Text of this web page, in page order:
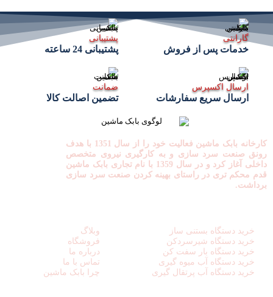
گارانتی
خدمات پس از فروش
پشتیبانی
پشتیبانی 24 ساعته
ارسال اکسپرس
ارسال سریع سفارشات
ضمانت
تضمین اصالت کالا
کارخانه بابک ماشین فعالیت خود را از سال 1351 با هدف
رونق صنعت سرد سازی و به کارگیری نیروی متخصص
داخلی آغاز کرد و در سال 1359 با نام تجاری بابک ماشین
قدم محکم تری در راستای بهینه کردن صنعت سرد سازی
برداشت.
خرید دستگاه بستنی ساز
خرید دستگاه شیرسردکن
خرید دستگاه بار سفت کن
خرید دستگاه آب میوه گیری
خرید دستگاه آب پرتقال گیری
وبلاگ
فروشگاه
درباره ما
تماس با ما
چرا بابک ماشین